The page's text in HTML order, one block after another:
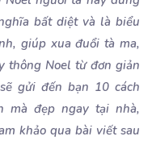
bất diệt và là biểu
giúp xua đuổi tà ma,
thông Noel từ đơn giản
gửi đến bạn 10 cách
mà đẹp ngay tại nhà,
khảo qua bài viết sau